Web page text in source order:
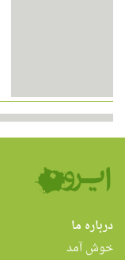
درباره ما
خوش آمد